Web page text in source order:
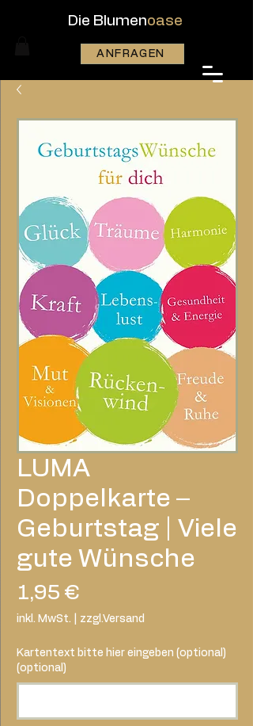
Die Blumenoase
ANFRAGEN
LUMA
Doppelkarte –
Geburtstag | Viele
gute Wünsche
1,95 €
inkl. MwSt. zzgl.Versand
Kartentext bitte hier eingeben (optional)
(optional)